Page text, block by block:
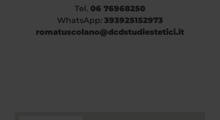
Tel. 06 76968250
WhatsApp: 393925152973
romatuscolano@dcdstudiestetici.it